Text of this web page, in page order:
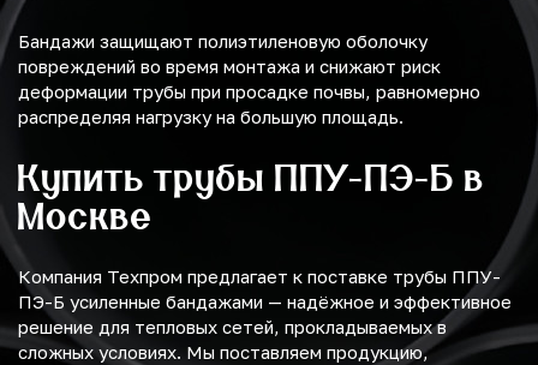
Бандажи защищают полиэтиленовую оболочку
повреждений во время монтажа и снижают риск
деформации трубы при просадке почвы, равномерно
распределяя нагрузку на большую площадь.
Купить трубы ППУ-ПЭ-Б в
Москве
Компания Техпром предлагает к поставке трубы ППУ-
ПЭ-Б усиленные бандажами — надёжное и эффективное
решение для тепловых сетей, прокладываемых в
сложных условиях. Мы поставляем продукцию,